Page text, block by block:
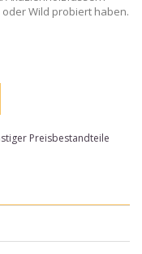
Wild probiert haben.
Preisbestandteile